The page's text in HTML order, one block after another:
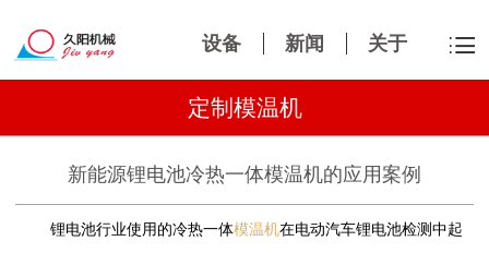
设备 新闻 关于
定制模温机
新能源锂电池冷热一体模温机的应用案例
锂电池行业使用的冷热一体模温机在电动汽车锂电池检测中起